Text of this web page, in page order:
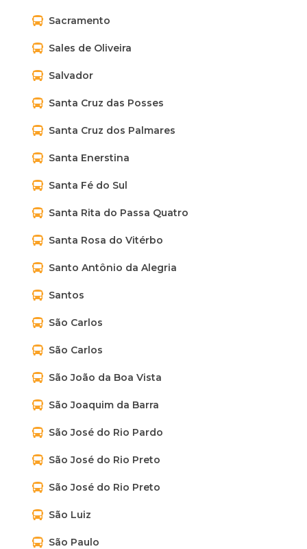
Sacramento
Sales de Oliveira
Salvador
Santa Cruz das Posses
Santa Cruz dos Palmares
Santa Enerstina
Santa Fé do Sul
Santa Rita do Passa Quatro
Santa Rosa do Vitérbo
Santo Antônio da Alegria
Santos
São Carlos
São Carlos
São João da Boa Vista
São Joaquim da Barra
São José do Rio Pardo
São José do Rio Preto
São José do Rio Preto
São Luiz
São Paulo